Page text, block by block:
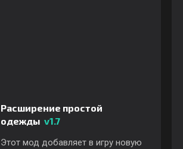
Расширение простой
одежды v1.7
Этот мод добавляет в игру новую